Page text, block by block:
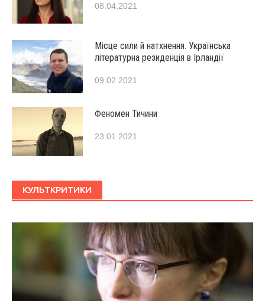
08.04.2021
Місце сили й натхнення. Українська
літературна резиденція в Ірландії
09.02.2021
Феномен Тичини
23.01.2021
КУЛЬТКРИТИКИ